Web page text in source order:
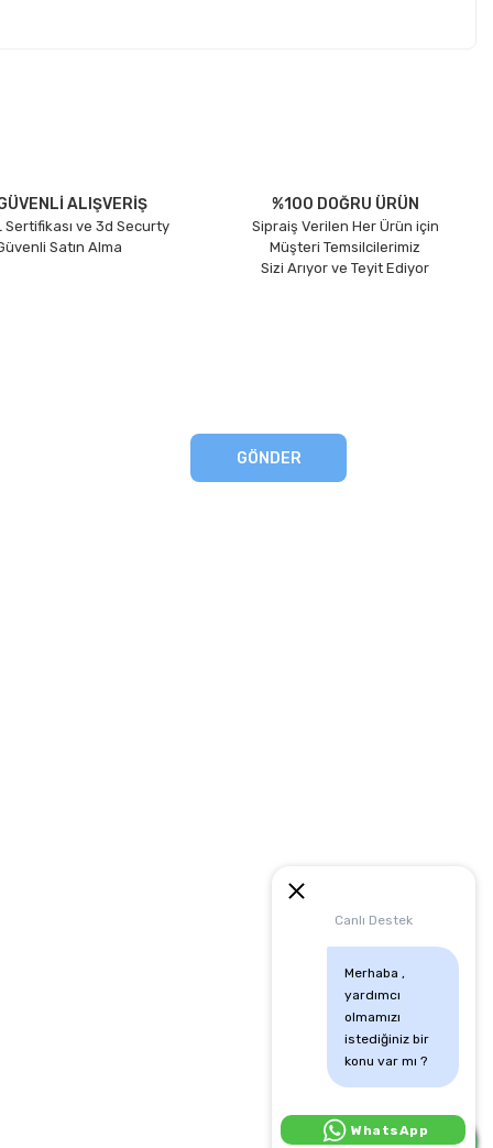
Canlı Destek
Merhaba ,
yardımcı
olmamızı
istediğiniz bir
konu var mı ?
Canlı Destek İçin Tıkla:
WhatsApp
ALIŞVERİŞ
Sertifikası ve 3d Securty
Satın Alma
%100 DOĞRU ÜRÜN
Sipraiş Verilen Her Ürün için
Müşteri Temsilcilerimiz
Sizi Arıyor ve Teyit Ediyor
GÖNDER